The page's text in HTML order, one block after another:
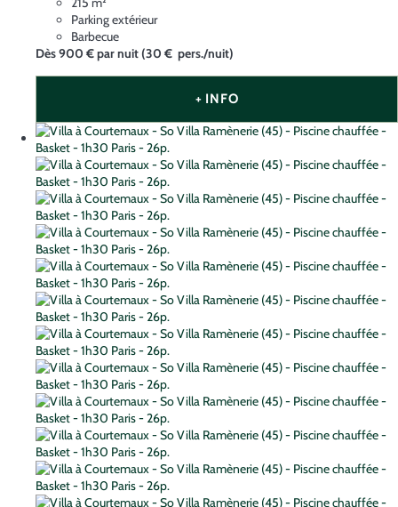
Parking extérieur
Barbecue
Dès900 €par nuit(30 € pers./nuit)
+ INFO